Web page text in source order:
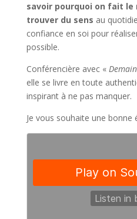
savoir pourquoi on fait le
trouver du sens au
confiance en soi pour
possible.
Conférencière avec «
elle se livre en toute
inspirant à ne pas manquer.
Je vous souhaite une bonne